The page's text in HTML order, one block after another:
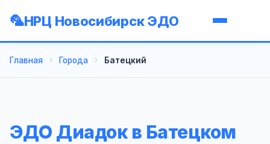
НРЦ Новосибирск ЭДО
Главная Города Батецкий
ЭДО Диадок в Батецком